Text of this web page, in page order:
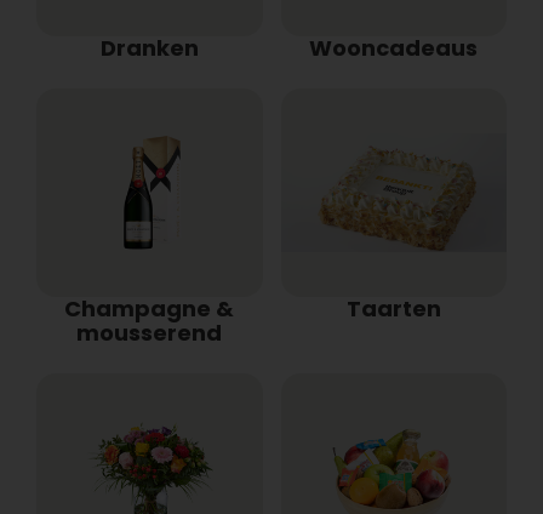
Dranken Wooncadeaus
Champagne &
mousserend
Taarten